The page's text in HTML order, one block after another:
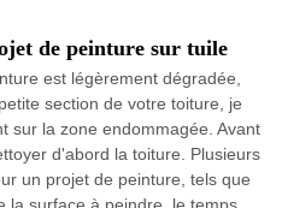
de peinture sur tuile
est légèrement dégradée,
section de votre toiture, je
sur la zone endommagée. Avant
d'abord la toiture. Plusieurs
un projet de peinture, tels que
la surface à peindre, le temps